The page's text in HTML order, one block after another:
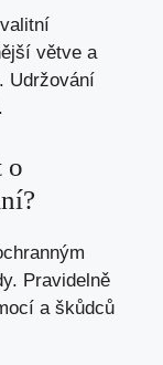
větve a
Udržování
o
Pravidelně
a škůdců